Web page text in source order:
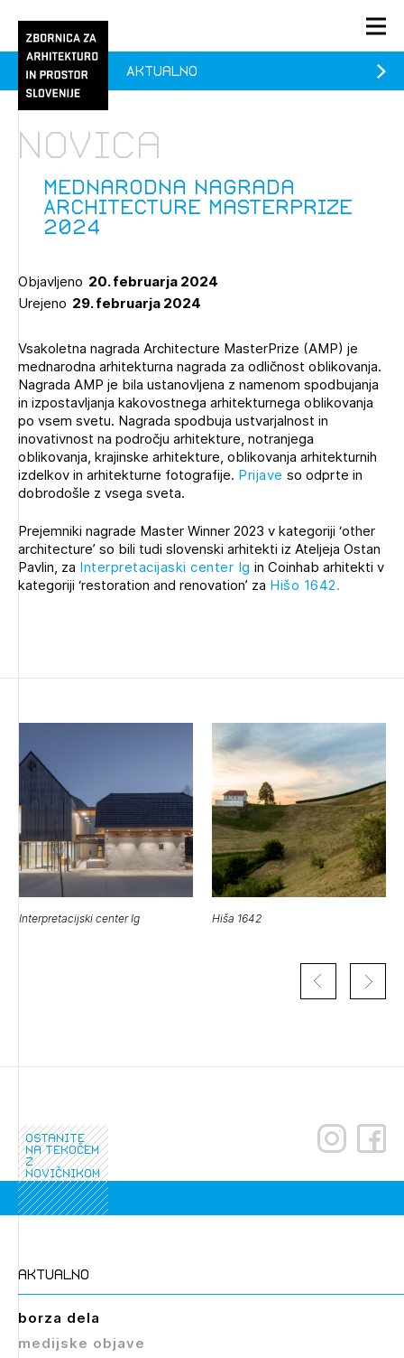
PRIJAVA
Članstvo
O ZAPS
registriranim uporabnikom. Da lahko do nje
dostopate, se je potrebno prijaviti.
PRIJAVITE SE REGISTRIRAJTE SE
1/1
Pozdravljeni
PRIJAVITE SE
POZABLJENO GESLO
Mednarodna nagrada
Architecture Masterprize
2024
Novica
Aktualno
Objavljeno 20. februarja 2024
Urejeno 29. februarja 2024
Vsakoletna nagrada Architecture MasterPrize (AMP) je
mednarodna arhitekturna nagrada za odličnost oblikovanja.
Nagrada AMP je bila ustanovljena z namenom spodbujanja
in izpostavljanja kakovostnega arhitekturnega oblikovanja
po vsem svetu. Nagrada spodbuja ustvarjalnost in
inovativnost na področju arhitekture, notranjega
oblikovanja, krajinske arhitekture, oblikovanja arhitekturnih
izdelkov in arhitekturne fotografije. Prijave so odprte in
dobrodošle z vsega sveta.
Prejemniki nagrade Master Winner 2023 v kategoriji ‘other
architecture’ so bili tudi slovenski arhitekti iz Ateljeja Ostan
Pavlin, za Interpretacijaski center Ig in Coinhab arhitekti v
kategoriji ‘restoration and renovation’ za Hišo 1642.
Interpretacijski center Ig Hiša 1642
ostanite
na tekočem
z
novičnikom
aktualno
borza dela
medijske objave
1/2
Prijava na novičnik
Novičnike vam bomo pošiljali na vaš elektronski naslov.
Mesečni novičnik
Novičnik izobraževanj
Novičnik natečajev
Tedenski novičnik javnih naročil
Dnevne medijske objave
NAPREJ